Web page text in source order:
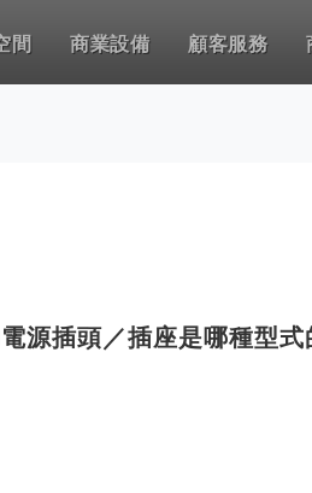
間 商業設備 顧客服務
源插頭／插座是哪種型式